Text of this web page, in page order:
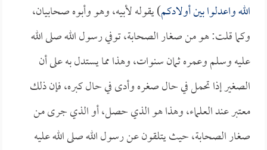
الله واعدلوا بين أولادكم) يقوله لأبيه، وهو وأبوه صحابيان،
وكما قلت: هو من صغار الصحابة، توفي رسول الله صلى الله
عليه وسلم وعمره ثمان سنوات، وهذا مما يستدل به على أن
الصغير إذا تحمل في حال صغره وأدى في حال كبره، فإن ذلك
معتبر عند العلماء، وهذا هو الذي حصل، أو الذي جرى من
صغار الصحابة، حيث يتلقون عن رسول الله صلى الله عليه